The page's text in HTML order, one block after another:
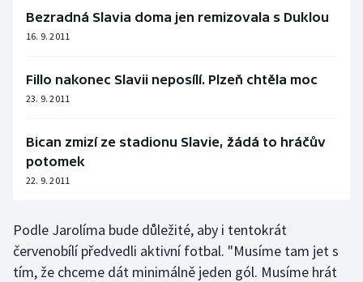
Judo
Lezení
Lyže a snowboard
Moderní pětiboj
Olympijské hry
Bezradná Slavia doma jen remizovala s Duklou
16. 9. 2011
Fillo nakonec Slavii neposílí. Plzeň chtěla moc
23. 9. 2011
Bican zmizí ze stadionu Slavie, žádá to hráčův
potomek
22. 9. 2011
Podle Jarolíma bude důležité, aby i tentokrát
červenobílí předvedli aktivní fotbal. "Musíme tam jet s
tím, že chceme dát minimálně jeden gól. Musíme hrát